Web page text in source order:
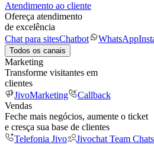
Atendimento ao cliente
Ofereça atendimento
de excelência
Chat para sitesChatbot WhatsApp
Todos os canais
Marketing
Transforme visitantes em
clientes
JivoMarketing
Callback
Vendas
Feche mais negócios, aumente o ticket
e cresça sua base de clientes
Telefonia Jivo
Jivochat Team Chats